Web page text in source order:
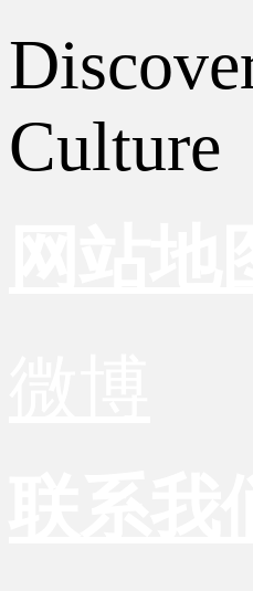
Culture